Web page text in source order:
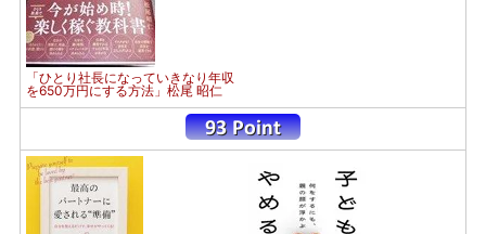
「ひとり社長になっていきなり年収
を650万円にする方法」松尾 昭仁